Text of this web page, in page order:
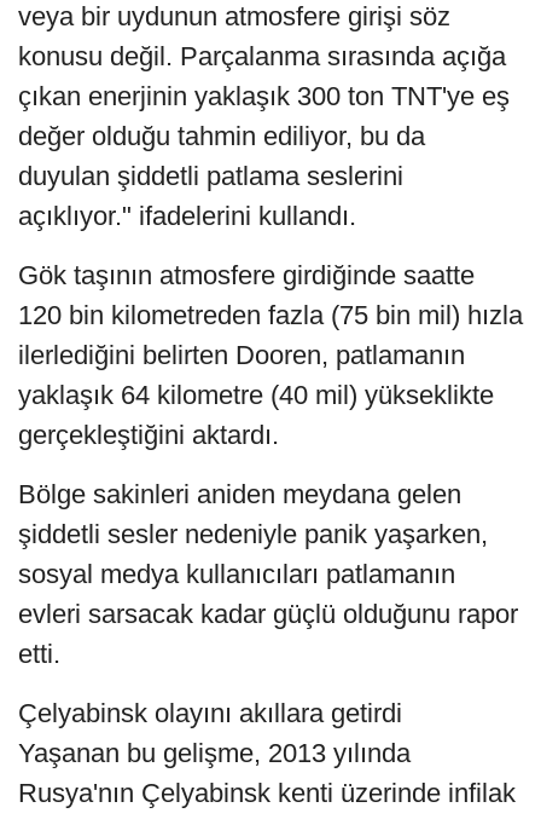
veya bir uydunun atmosfere girişi söz
konusu değil. Parçalanma sırasında açığa
çıkan enerjinin yaklaşık 300 ton TNT'ye eş
değer olduğu tahmin ediliyor, bu da
duyulan şiddetli patlama seslerini
açıklıyor." ifadelerini kullandı.
Gök taşının atmosfere girdiğinde saatte
120 bin kilometreden fazla (75 bin mil) hızla
ilerlediğini belirten Dooren, patlamanın
yaklaşık 64 kilometre (40 mil) yükseklikte
gerçekleştiğini aktardı.
Bölge sakinleri aniden meydana gelen
şiddetli sesler nedeniyle panik yaşarken,
sosyal medya kullanıcıları patlamanın
evleri sarsacak kadar güçlü olduğunu rapor
etti.
Çelyabinsk olayını akıllara getirdi
Yaşanan bu gelişme, 2013 yılında
Rusya'nın Çelyabinsk kenti üzerinde infilak